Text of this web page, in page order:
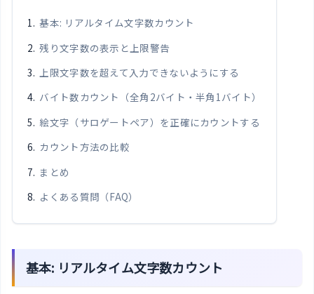
基本: リアルタイム文字数カウント
残り文字数の表示と上限警告
上限文字数を超えて入力できないようにする
バイト数カウント（全角2バイト・半角1バイト）
絵文字（サロゲートペア）を正確にカウントする
カウント方法の比較
まとめ
よくある質問（FAQ）
基本: リアルタイム文字数カウント